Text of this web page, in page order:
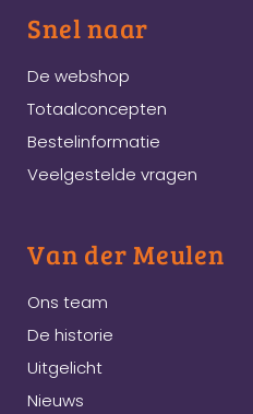
Snel naar
De webshop
Totaalconcepten
Bestelinformatie
Veelgestelde vragen
Van der Meulen
Ons team
De historie
Uitgelicht
Nieuws